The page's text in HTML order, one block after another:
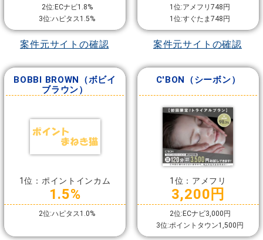
2位:ECナビ1.8%
3位:ハピタス1.5%
案件元サイトの確認
1位:アメフリ748円
1位:すぐたま748円
案件元サイトの確認
BOBBI BROWN（ボビイ
ブラウン）
1位：ポイントインカム
1.5%
2位:ハピタス1.0%
C'BON（シーボン）
1位：アメフリ
3,200円
2位:ECナビ3,000円
3位:ポイントタウン1,500円